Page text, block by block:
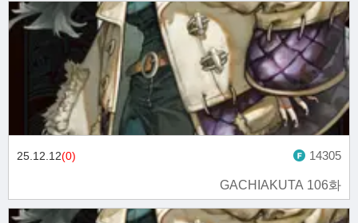
GACHIAKUTA 106화
25.12.12(0) 14305